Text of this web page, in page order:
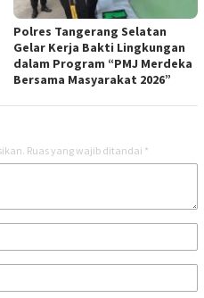
Polres Tangerang Selatan
Gelar Kerja Bakti Lingkungan
dalam Program “PMJ Merdeka
Bersama Masyarakat 2026”
Ruas yang wajib ditandai *